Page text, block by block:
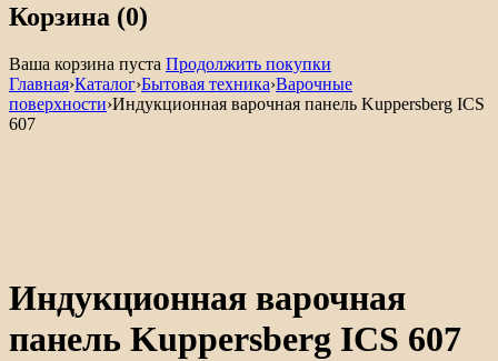
Корзина (0)
Ваша корзина пуста Продолжить покупки
Главная›Каталог›Бытовая техника›Варочные
поверхности›Индукционная варочная панель Kuppersberg ICS
607
Индукционная варочная
панель Kuppersberg ICS 607